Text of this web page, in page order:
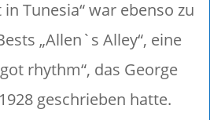
Tunesia“ war ebenso zu
„Allen`s Alley“, eine
rhythm“, das George
geschrieben hatte.